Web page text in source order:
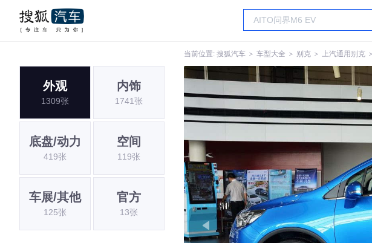
当前位置: 搜狐汽车 ＞ 车型大全 ＞ 别克 ＞ 上汽通用别克 ＞
外观
1309张
内饰
1741张
底盘/动力
419张
空间
119张
车展/其他
125张
官方
13张